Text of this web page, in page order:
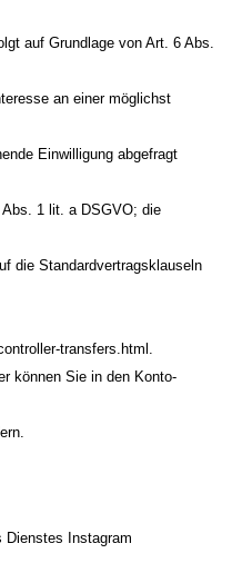
auf Grundlage von Art. 6 Abs.
an einer möglichst
Einwilligung abgefragt
1 lit. a DSGVO; die
die Standardvertragsklauseln
transfers.html.
können Sie in den Konto-
Dienstes Instagram